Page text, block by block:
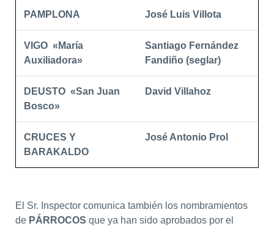
PAMPLONA José Luis Villota
VIGO «María
Auxiliadora»
Santiago Fernández
Fandiño (seglar)
DEUSTO «San Juan
Bosco»
David Villahoz
CRUCES Y
BARAKALDO
José Antonio Prol
El Sr. Inspector comunica también los nombramientos
de PÁRROCOS que ya han sido aprobados por el